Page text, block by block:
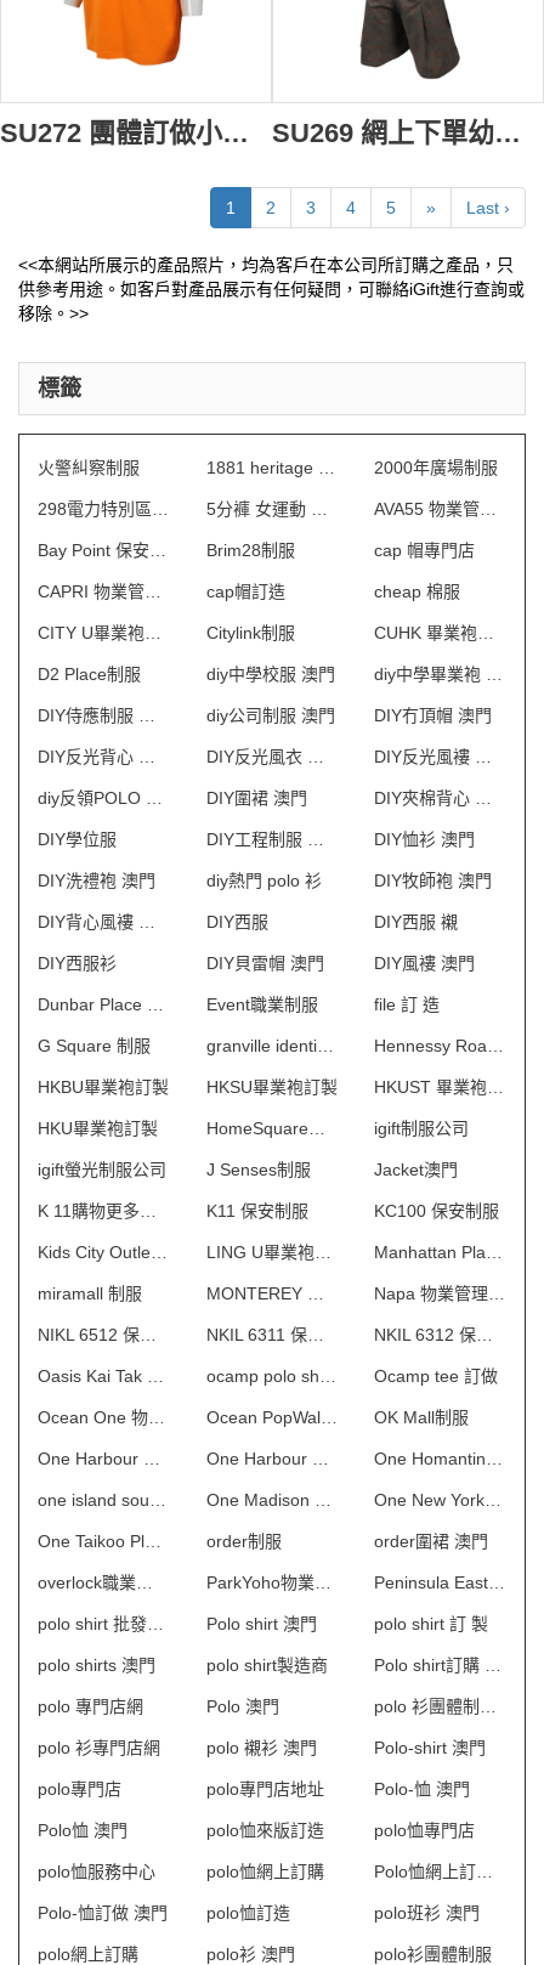
SU272 團體訂做小童校服 大量訂購小童校服款式 訂造小童polo恤校服專營店 SU269 網上下單幼稚園女童校服套裝 訂造幼稚園女童校服 自訂女童校服專營店
1 2 3 4 5 » Last ›
<<本網站所展示的產品照片，均為客戶在本公司所訂購之產品，只
供參考用途。如客戶對產品展示有任何疑問，可聯絡iGift進行查詢或
移除。>>
標籤
火警糾察制服 2000年廣場制服
Brim28制服 cap 帽專門店
cap帽訂造 cheap 棉服
Citylink制服
D2 Place制服 diy中學校服 澳門
diy公司制服 澳門 DIY冇頂帽 澳門
DIY圍裙 澳門
DIY學位服 DIY恤衫 澳門
DIY洗禮袍 澳門 diy熱門 polo 衫 DIY牧師袍 澳門
DIY西服 DIY西服 襯
DIY西服衫 DIY貝雷帽 澳門 DIY風褸 澳門
Event職業制服 file 訂 造
G Square 制服 granville identity 制服
HKBU畢業袍訂製 HKSU畢業袍訂製
HKU畢業袍訂製 HomeSquare制服 igift制服公司
igift螢光制服公司 J Senses制服 Jacket澳門
K11 保安制服 KC100 保安制服
miramall 制服
NKIL 6311 保安制服
Ocamp tee 訂做
Ocean PopWalk制服 OK Mall制服
order制服 order圍裙 澳門
ParkYoho物業管理會所制服
Polo shirt 澳門 polo shirt 訂 製
polo shirts 澳門 polo shirt製造商
polo 專門店網 Polo 澳門
polo 衫專門店網 polo 襯衫 澳門 Polo-shirt 澳門
polo專門店 polo專門店地址 Polo-恤 澳門
Polo恤 澳門 polo恤來版訂造 polo恤專門店
polo恤服務中心 polo恤網上訂購
Polo-恤訂做 澳門 polo恤訂造 polo班衫 澳門
polo網上訂購 polo衫 澳門 polo衫團體制服